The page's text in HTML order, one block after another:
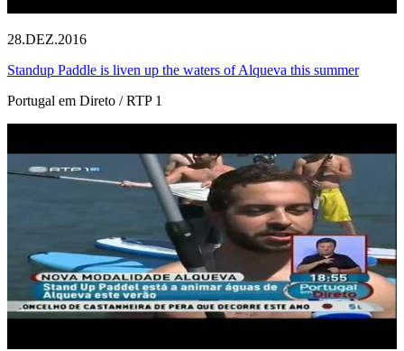
28.DEZ.2016
Standup Paddle is liven up the waters of Alqueva this summer
Portugal em Direto / RTP 1